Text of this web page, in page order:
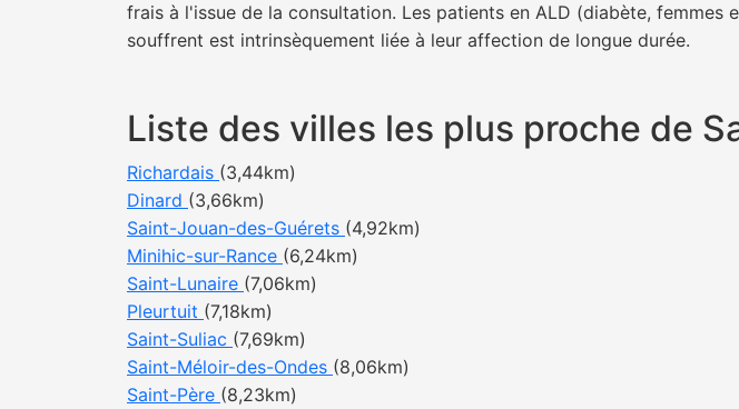
frais à l'issue de la consultation. Les patients en ALD (diabète,
souffrent est intrinsèquement liée à leur affection de longue durée.
Liste des villes les plus proche de
Richardais (3,44km)
Dinard (3,66km)
Saint-Jouan-des-Guérets (4,92km)
Minihic-sur-Rance (6,24km)
Saint-Lunaire (7,06km)
Pleurtuit (7,18km)
Saint-Suliac (7,69km)
Saint-Méloir-des-Ondes (8,06km)
Saint-Père (8,23km)